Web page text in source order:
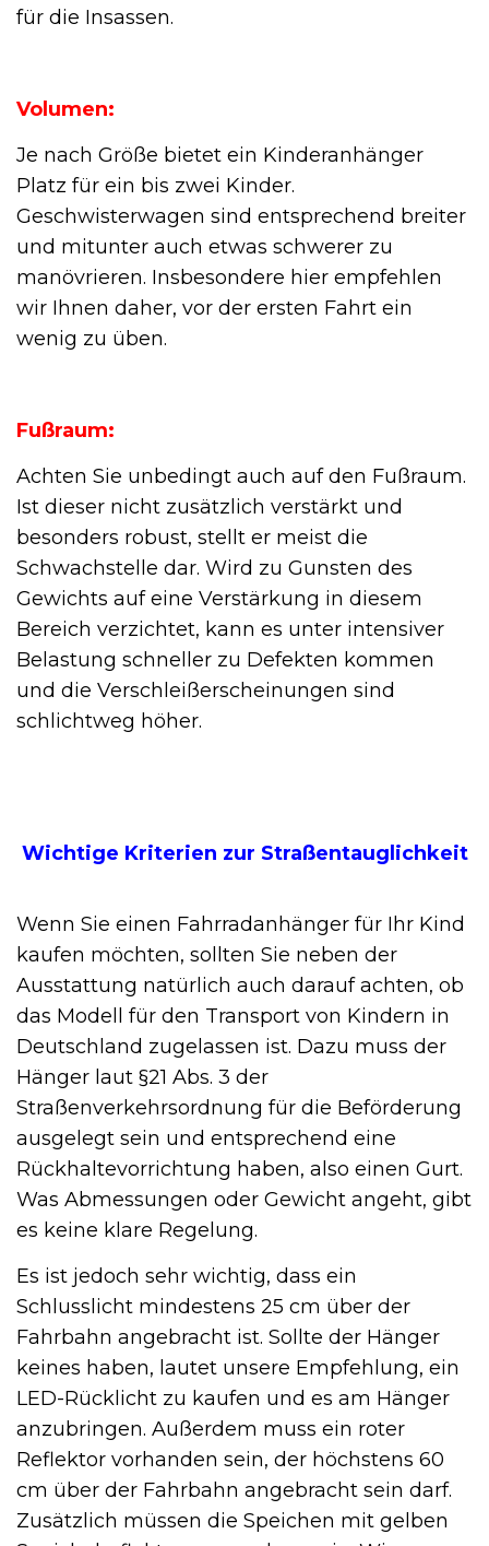
für die Insassen.
Volumen:
Je nach Größe bietet ein Kinderanhänger
Platz für ein bis zwei Kinder.
Geschwisterwagen sind entsprechend breiter
und mitunter auch etwas schwerer zu
manövrieren. Insbesondere hier empfehlen
wir Ihnen daher, vor der ersten Fahrt ein
wenig zu üben.
Fußraum:
Achten Sie unbedingt auch auf den Fußraum.
Ist dieser nicht zusätzlich verstärkt und
besonders robust, stellt er meist die
Schwachstelle dar. Wird zu Gunsten des
Gewichts auf eine Verstärkung in diesem
Bereich verzichtet, kann es unter intensiver
Belastung schneller zu Defekten kommen
und die Verschleißerscheinungen sind
schlichtweg höher.
Wichtige Kriterien zur Straßentauglichkeit
Wenn Sie einen Fahrradanhänger für Ihr Kind
kaufen möchten, sollten Sie neben der
Ausstattung natürlich auch darauf achten, ob
das Modell für den Transport von Kindern in
Deutschland zugelassen ist. Dazu muss der
Hänger laut §21 Abs. 3 der
Straßenverkehrsordnung für die Beförderung
ausgelegt sein und entsprechend eine
Rückhaltevorrichtung haben, also einen Gurt.
Was Abmessungen oder Gewicht angeht, gibt
es keine klare Regelung.
Es ist jedoch sehr wichtig, dass ein
Schlusslicht mindestens 25 cm über der
Fahrbahn angebracht ist. Sollte der Hänger
keines haben, lautet unsere Empfehlung, ein
LED-Rücklicht zu kaufen und es am Hänger
anzubringen. Außerdem muss ein roter
Reflektor vorhanden sein, der höchstens 60
cm über der Fahrbahn angebracht sein darf.
Zusätzlich müssen die Speichen mit gelben